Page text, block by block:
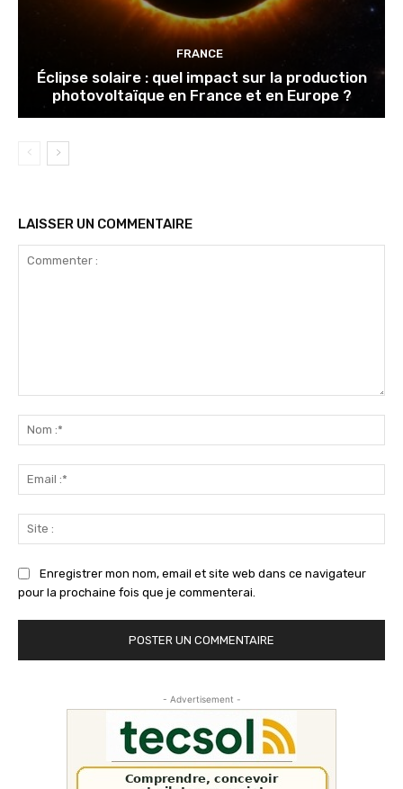
FRANCE
Éclipse solaire : quel impact sur la production
photovoltaïque en France et en Europe ?
LAISSER UN COMMENTAIRE
Enregistrer mon nom, email et site web dans ce navigateur
pour la prochaine fois que je commenterai.
- Advertisement -